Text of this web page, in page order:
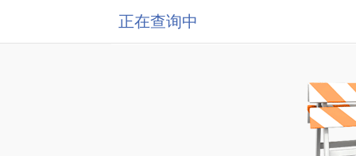
正在查询中